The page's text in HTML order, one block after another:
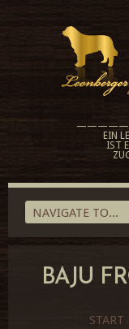
EIN
IST
BAJU
START